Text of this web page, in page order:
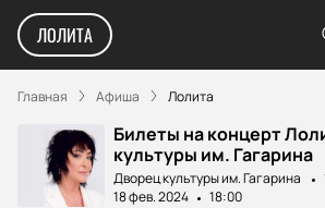
ЛОЛИТА
Главная Афиша Лолита
Билеты на концерт
культуры им. Гагарина
Дворец культуры им. Гагарина
18 фев. 2024
18:00